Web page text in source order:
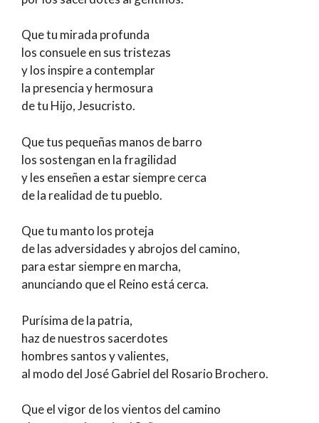
Que tu mirada profunda
los consuele en sus tristezas
y los inspire a contemplar
la presencia y hermosura
de tu Hijo, Jesucristo.
Que tus pequeñas manos de barro
los sostengan en la fragilidad
y les enseñen a estar siempre cerca
de la realidad de tu pueblo.
Que tu manto los proteja
de las adversidades y abrojos del camino,
para estar siempre en marcha,
anunciando que el Reino está cerca.
Purísima de la patria,
haz de nuestros sacerdotes
hombres santos y valientes,
al modo del José Gabriel del Rosario Brochero.
Que el vigor de los vientos del camino